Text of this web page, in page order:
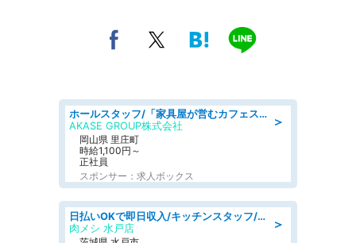
＞
ホールスタッフ/「家具屋が営むカフェスタッフ!」週2日～OK!嬉しいまかない付き/岡山県/浅口郡里庄町
AKASE GROUP株式会社
岡山県 里庄町
時給1,100円～
正社員
スポンサー：求人ボックス
＞
日払いOKで即日収入/キッチンスタッフ/「原付免許必須」デリバリー業務など、自己成長可能な幅広い仕事に挑戦!髪型自由&ピアス・ネイルOK/茨城県/水戸市
肉メシ 水戸店